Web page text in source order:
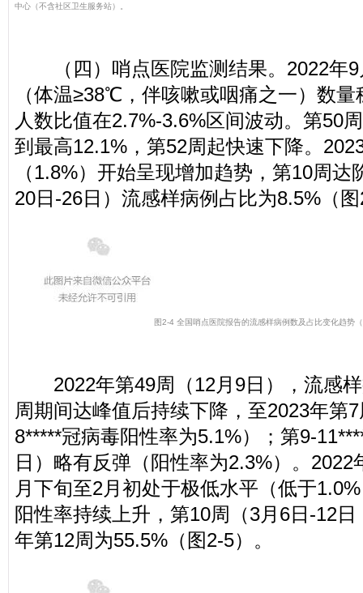
中心（不含社区卫生服务站）。
（四）哨点医院监测结果。2022年9
（体温≥38℃，伴咳嗽或咽痛之一）数
人数比值在2.7%-3.6%区间波动。第50
到最高12.1%，第52周起快速下降。
（1.8%）开始呈现增加趋势，第10周
20日-26日）流感样病例占比为8.5%（
图2-4 全国哨点医院报告的流感样病例数及占比变化趋势
2022年第49周（12月9日），流感样
周期间达峰值后持续下降，至2023年第
8*****冠病毒阳性率为5.1%）；第9-
日）略有反弹（阳性率为2.3%）。
月下旬至2月初处于极低水平（低于
阳性率持续上升，第10周（3月6日-12
年第12周为55.5%（图2-5）。